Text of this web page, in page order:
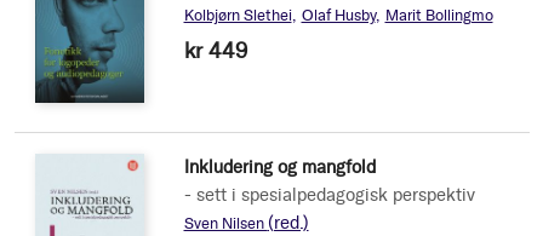
Kolbjørn Slethei Olaf Husby Marit Bollingmo
kr 449
Inkludering og mangfold
- sett i spesialpedagogisk perspektiv
Sven Nilsen (red.)